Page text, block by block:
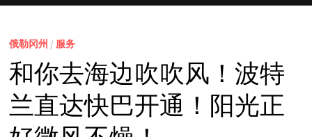
俄勒冈州 / 服务
和你去海边吹吹风！波特
兰直达快巴开通！阳光正